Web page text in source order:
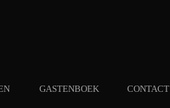
GASTENBOEK CONTACT